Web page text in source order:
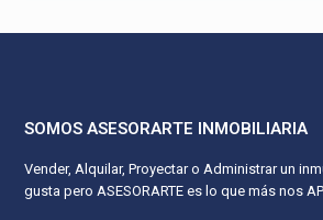
SOMOS ASESORARTE INMOBILIARIA
Vender, Alquilar, Proyectar o Administrar un
gusta pero ASESORARTE es lo que más nos